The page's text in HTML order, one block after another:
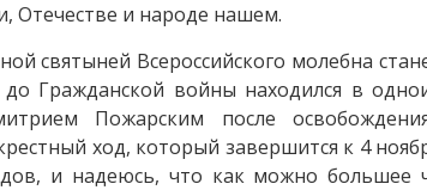
Отечестве и народе нашем.
святыней Всероссийского молебна
Гражданской войны находился в
Пожарским после
ход, который завершится к 4
и надеюсь, что как можно большее